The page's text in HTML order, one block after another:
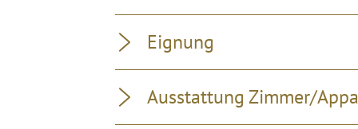
Eignung
Ausstattung Zimmer/